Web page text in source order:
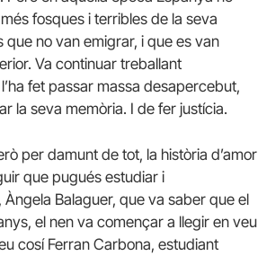
fosques i terribles de la seva
que no van emigrar, i que es van
Va continuar treballant
fet passar massa desapercebut,
la seva memòria. I de fer justícia.
per damunt de tot, la història d’amor
que pugués estudiar i
Balaguer, que va saber que el
el nen va començar a llegir en veu
cosí Ferran Carbona, estudiant